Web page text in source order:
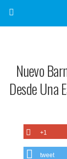
Nuevo
Desde Una
+1
tweet